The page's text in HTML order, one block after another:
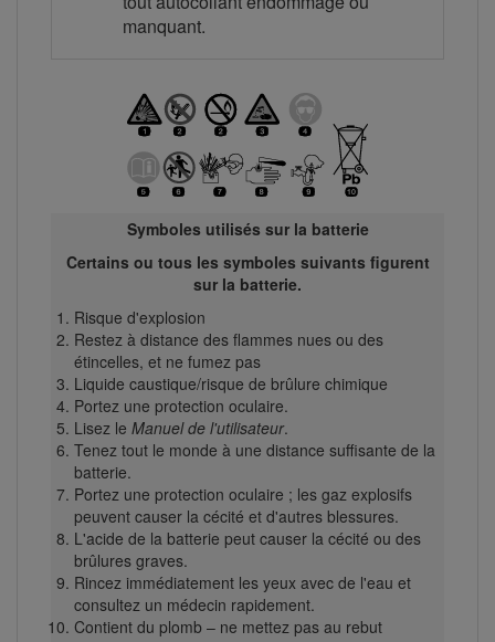
manquant.
Symboles utilisés sur la batterie
Certains ou tous les symboles suivants figurent
sur la batterie.
Risque d'explosion
Restez à distance des flammes nues ou des
étincelles, et ne fumez pas
Liquide caustique/risque de brûlure chimique
Portez une protection oculaire.
Lisez le Manuel de l'utilisateur.
Tenez tout le monde à une distance suffisante de la
batterie.
Portez une protection oculaire ; les gaz explosifs
peuvent causer la cécité et d'autres blessures.
L'acide de la batterie peut causer la cécité ou des
brûlures graves.
Rincez immédiatement les yeux avec de l'eau et
consultez un médecin rapidement.
Contient du plomb – ne mettez pas au rebut